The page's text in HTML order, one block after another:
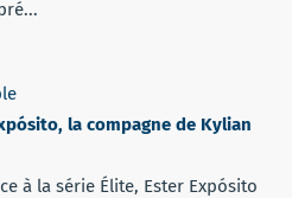
la compagne de Kylian
à la série Élite, Ester Expósito